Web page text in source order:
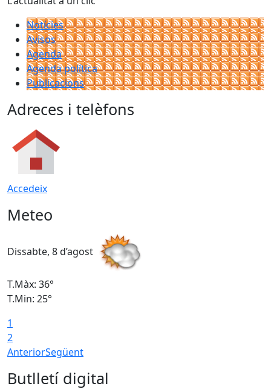
Notícies
Avisos
Agenda
Agenda política
Publicacions
Adreces i telèfons
Accedeix
Meteo
Dissabte, 8 d’agost
T.Màx: 36°
T.Min: 25°
1
2
AnteriorSegüent
Butlletí digital